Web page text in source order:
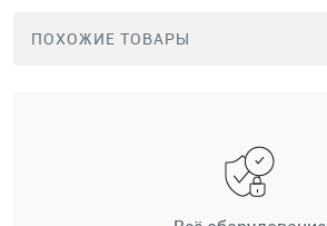
ПОХОЖИЕ ТОВАРЫ